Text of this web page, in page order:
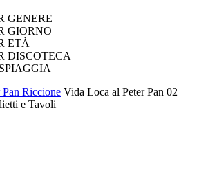
GENERE
GIORNO
ETÀ
DISCOTECA
Pan Riccione Vida Loca al Peter Pan 02
e Tavoli